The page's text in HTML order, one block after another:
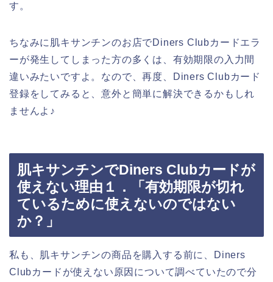
す。
ちなみに肌キサンチンのお店でDiners Clubカードエラ
ーが発生してしまった方の多くは、有効期限の入力間
違いみたいですよ。なので、再度、Diners Clubカード
登録をしてみると、意外と簡単に解決できるかもしれ
ませんよ♪
肌キサンチンでDiners Clubカードが
使えない理由１．「有効期限が切れ
ているために使えないのではない
か？」
私も、肌キサンチンの商品を購入する前に、Diners
Clubカードが使えない原因について調べていたので分